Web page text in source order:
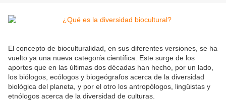
El concepto de bioculturalidad, en sus diferentes versiones, se ha
vuelto ya una nueva categoría científica. Este surge de los
aportes que en las últimas dos décadas han hecho, por un lado,
los biólogos, ecólogos y biogeógrafos acerca de la diversidad
biológica del planeta, y por el otro los antropólogos, lingüistas y
etnólogos acerca de la diversidad de culturas.